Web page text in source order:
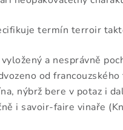
termín terroir
a nesprávně
od
nýbrž bere v potaz i
i savoir-faire vinaře